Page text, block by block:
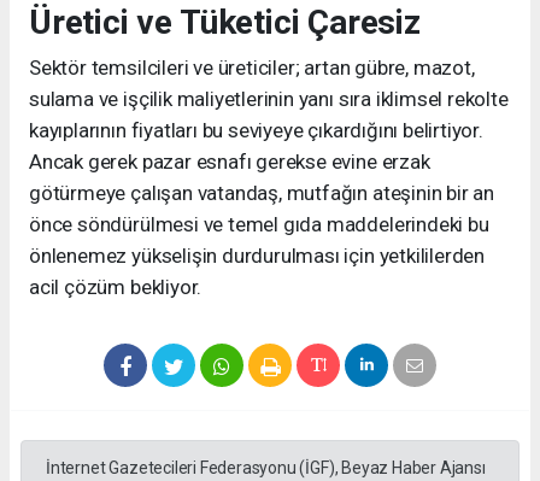
Üretici ve Tüketici Çaresiz
Sektör temsilcileri ve üreticiler; artan gübre, mazot,
sulama ve işçilik maliyetlerinin yanı sıra iklimsel rekolte
kayıplarının fiyatları bu seviyeye çıkardığını belirtiyor.
Ancak gerek pazar esnafı gerekse evine erzak
götürmeye çalışan vatandaş, mutfağın ateşinin bir an
önce söndürülmesi ve temel gıda maddelerindeki bu
önlenemez yükselişin durdurulması için yetkililerden
acil çözüm bekliyor.
İnternet Gazetecileri Federasyonu (İGF), Beyaz Haber Ajansı